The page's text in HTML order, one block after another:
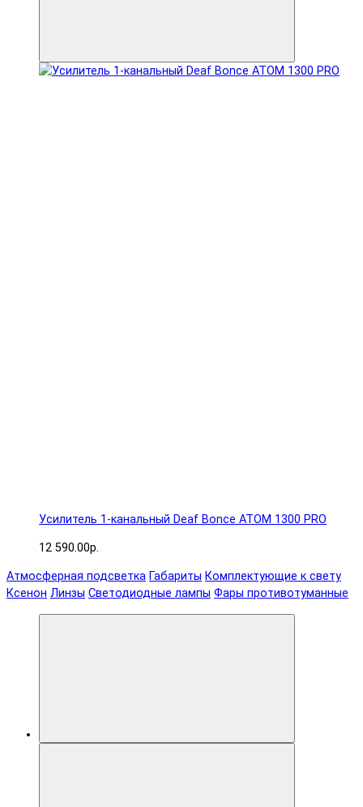
Усилитель 1-канальный Deaf Bonce ATOM 1300 PRO
12 590.00р.
Атмосферная подсветка Габариты Комплектующие к свету
Ксенон Линзы Светодиодные лампы Фары противотуманные